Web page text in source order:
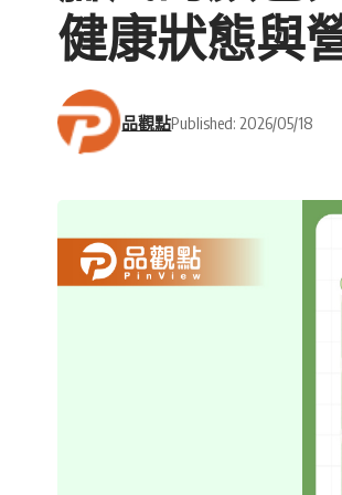
健康狀態與
品觀點Published: 2026/05/18